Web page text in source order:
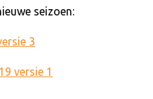
seizoen:
3
versie 1